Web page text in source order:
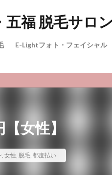
E-Lightフォト・フェイシャル
【女性】
, 女性, 脱毛, 都度払い
ン
オーダー脱毛 顔脱毛